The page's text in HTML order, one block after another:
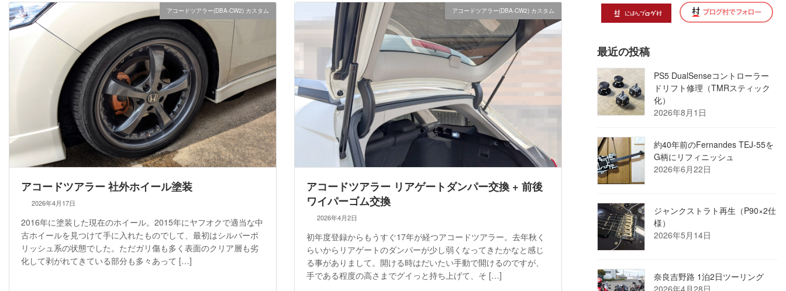
アコードツアラー(DBA-CW2) カスタム
アコードツアラー 社外ホイール塗装
2026年4月17日
2016年に塗装した現在のホイール。2015年にヤフオクで適当な中
古ホイールを見つけて手に入れたものでして、最初はシルバーポ
リッシュ系の状態でした。ただガリ傷も多く表面のクリア層も劣
化して剥がれてきている部分も多々あって […]
アコードツアラー(DBA-CW2) カスタム
アコードツアラー リアゲートダンパー交換 + 前後
ワイパーゴム交換
2026年4月2日
初年度登録からもうすぐ17年が経つアコードツアラー。去年秋く
らいからリアゲートのダンパーが少し弱くなってきたかなと感じ
る事がありまして。開ける時はだいたい手動で開けるのですが、
手である程度の高さまでグイっと持ち上げて、そ […]
最近の投稿
PS5 DualSenseコントローラー
ドリフト修理（TMRスティック
化）
2026年8月1日
約40年前のFernandes TEJ-55を
G柄にリフィニッシュ
2026年6月22日
ジャンクストラト再生（P90×2仕
様）
2026年5月14日
奈良吉野路 1泊2日ツーリング
2026年4月28日